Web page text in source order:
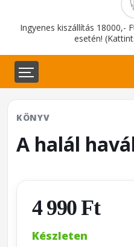
Ingyenes kiszállítás 18000,-
esetén!
KÖNYV
A halál
4 990 Ft
Készleten